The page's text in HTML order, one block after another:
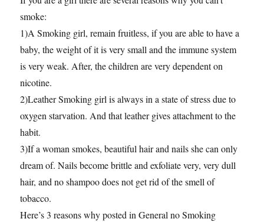
smoke:
1)A Smoking girl, remain fruitless, if you are able to have a
baby, the weight of it is very small and the immune system
is very weak. After, the children are very dependent on
nicotine.
2)Leather Smoking girl is always in a state of stress due to
oxygen starvation. And that leather gives attachment to the
habit.
3)If a woman smokes, beautiful hair and nails she can only
dream of. Nails become brittle and exfoliate very, very dull
hair, and no shampoo does not get rid of the smell of
tobacco.
Here’s 3 reasons why posted in General no Smoking